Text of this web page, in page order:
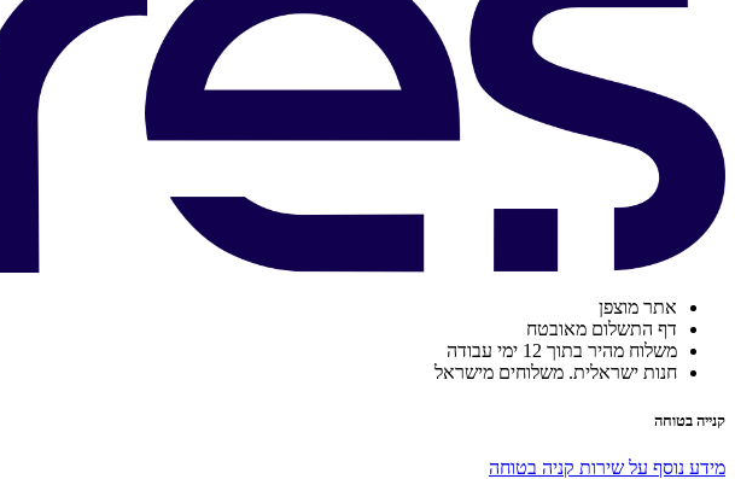
אתר מוצפן
דף התשלום מאובטח
משלוח מהיר בתוך 12 ימי עבודה
חנות ישראלית. משלוחים מישראל
קנייה בטוחה
מידע נוסף על שירות קניה בטוחה